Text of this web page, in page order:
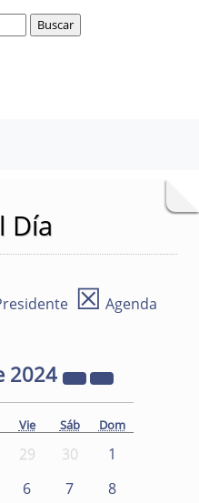
Día
☒ Agenda
2024
Vie Sáb Dom
29 30
1
6 7
8